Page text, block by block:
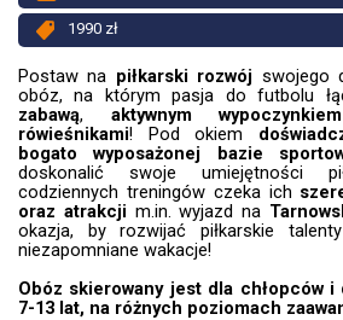
1990 zł
Postaw na piłkarski rozwój swojego
obóz, na którym pasja do futbolu
zabawą, aktywnym wypoczynkiem
rówieśnikami! Pod okiem
bogato wyposażonej bazie
doskonalić swoje umiejętności
codziennych treningów czeka ich
oraz atrakcji m.in. wyjazd na
okazja, by rozwijać piłkarskie
niezapomniane wakacje!
Obóz skierowany jest dla chłopców i
7-13 lat, na różnych poziomach